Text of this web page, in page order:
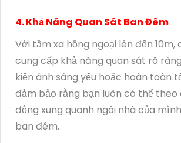
4. Khả Năng Quan Sát Ban Đêm
Với tầm xa hồng ngoại lên đến
cung cấp khả năng quan sát rõ
kiện ánh sáng yếu hoặc hoàn toàn
đảm bảo rằng bạn luôn có thể theo
động xung quanh ngôi nhà của
ban đêm.